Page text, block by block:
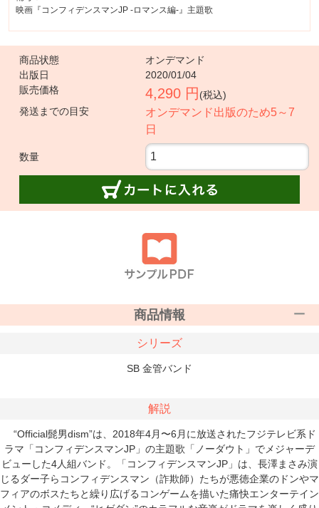
映画『コンフィデンスマンJP -ロマンス編-』主題歌
商品状態
オンデマンド
出版日
2020/01/04
販売価格
4,290 円 (税込)
発送までの目安
オンデマンド出版のため5～7
日
数量
商品情報
シリーズ
SB 金管バンド
解説
“Official髭男dism”は、2018年4月〜6月に放送されたフジテレビ系ド
ラマ「コンフィデンスマンJP」の主題歌「ノーダウト」でメジャーデ
ビューした4人組バンド。「コンフィデンスマンJP」は、長澤まさみ演
じるダー子らコンフィデンスマン（詐欺師）たちが悪徳企業のドンやマ
フィアのボスたちと繰り広げるコンゲームを描いた痛快エンターテイン